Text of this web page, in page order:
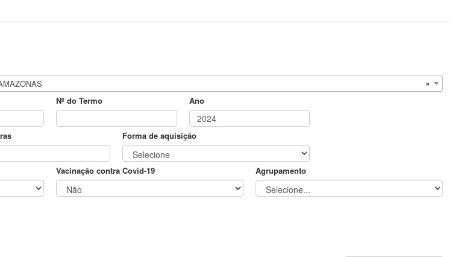
×
Nº do Termo Ano
Forma de aquisição
Vacinação contra Covid-19 Agrupamento